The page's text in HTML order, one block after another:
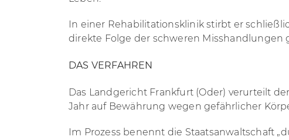
In einer Rehabilitationsklinik stirbt er
direkte Folge der schweren Misshandlungen
DAS VERFAHREN
Das Landgericht Frankfurt (Oder) verurteilt
Jahr auf Bewährung wegen gefährlicher
Im Prozess benennt die Staatsanwaltschaft